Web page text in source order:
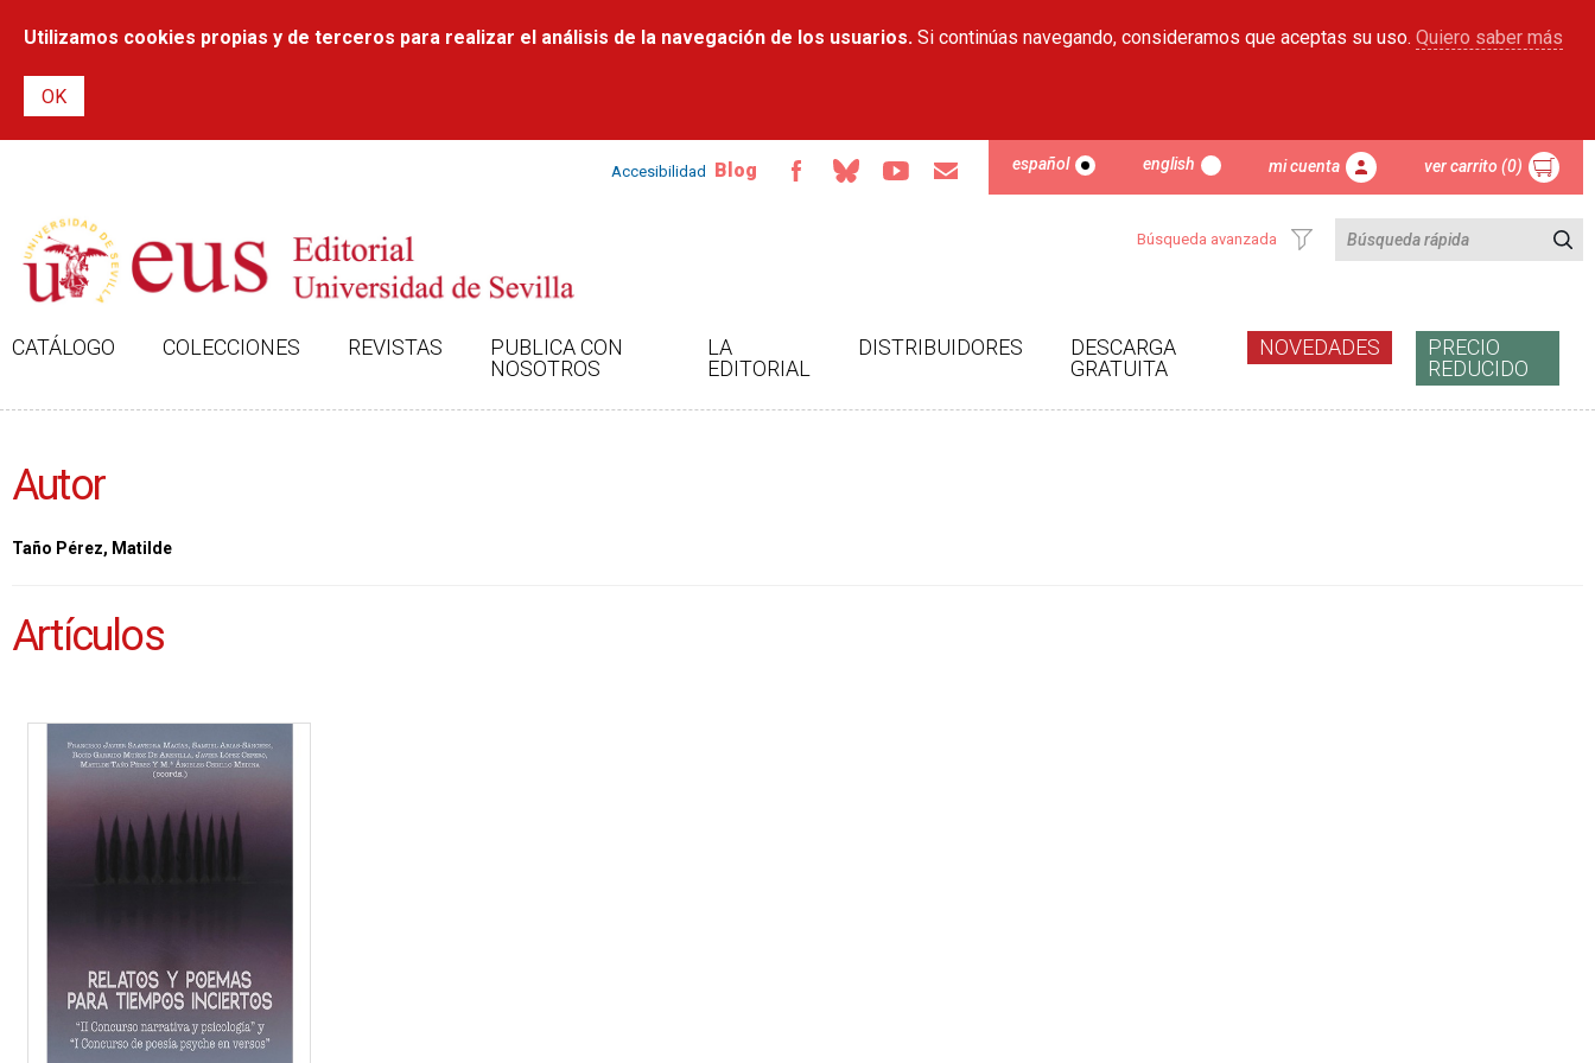
contenido
Utilizamos cookies propias y de terceros para realizar el análisis de la navegación de los usuarios. Si continúas navegando, consideramos que aceptas su uso. Quiero saber más
Accesibilidad Blog español english mi cuenta ver carrito (0)
Búsqueda avanzada
CATÁLOGO COLECCIONES REVISTAS
PUBLICA CON
NOSOTROS
LA
EDITORIAL
DISTRIBUIDORES
DESCARGA
GRATUITA
NOVEDADES
PRECIO
REDUCIDO
Autor
Taño Pérez, Matilde
Artículos